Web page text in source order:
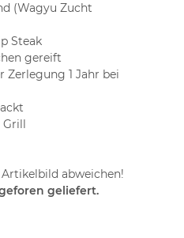
(Wagyu Zucht
Steak
gereift
Zerlegung 1 Jahr bei
Grill
abweichen!
geliefert.